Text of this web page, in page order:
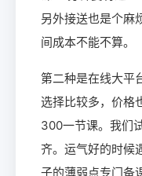
另外接送也是个麻
间成本不能不算。
第二种是在线大平
选择比较多，价格
300一节课。我们
齐。运气好的时候
子的薄弱点专门备